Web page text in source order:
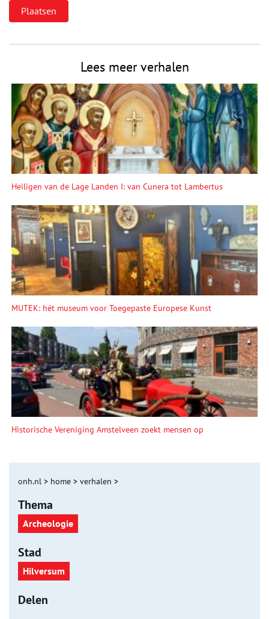
Lees meer verhalen
Heiligen van de Lage Landen I: van Cunera tot Lambertus
MUTEK: hét museum voor Toegepaste Europese Kunst
Historische Vereniging Amstelveen zoekt mensen op
onh.nl > home > verhalen >
Thema
Archeologie
Stad
Hilversum
Delen